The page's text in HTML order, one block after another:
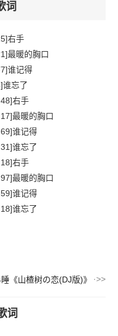
词
右手
最暖的胸口
谁记得
谁忘了
右手
最暖的胸口
谁记得
谁忘了
右手
最暖的胸口
谁记得
谁忘了
《山楂树の恋(DJ版)》
词